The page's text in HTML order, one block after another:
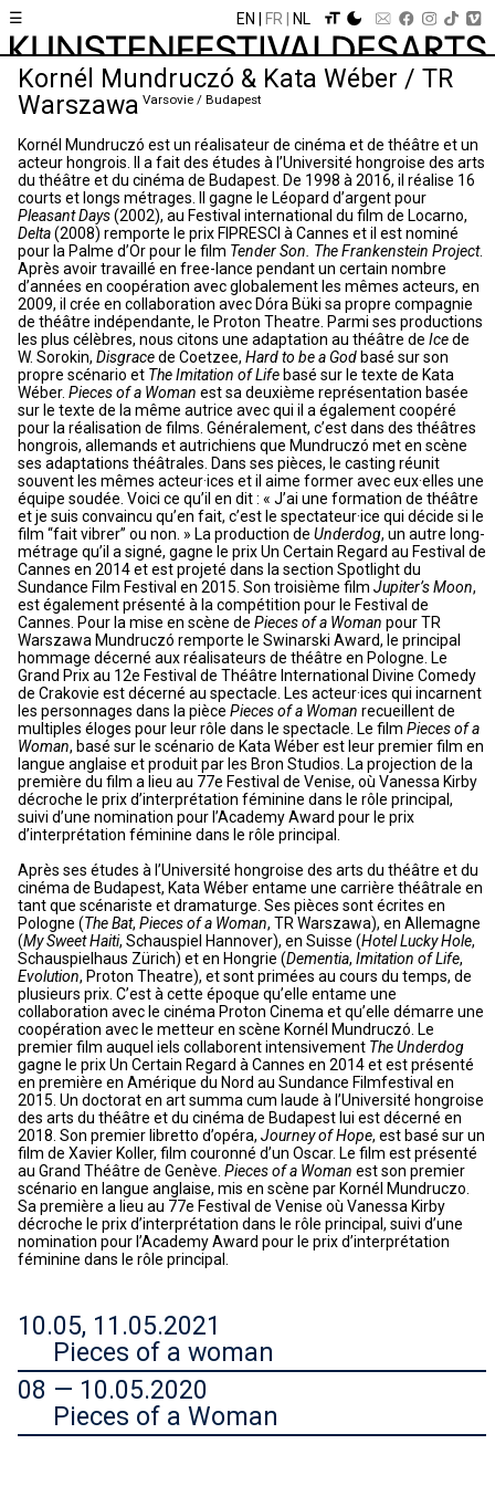
☰ EN FR NL
Kornél Mundruczó & Kata Wéber / TR
Warszawa Varsovie / Budapest
Kornél Mundruczó est un réalisateur de cinéma et de théâtre et un
acteur hongrois. Il a fait des études à l’Université hongroise des arts
du théâtre et du cinéma de Budapest. De 1998 à 2016, il réalise 16
courts et longs métrages. Il gagne le Léopard d’argent pour
Pleasant Days(2002), au Festival international du film de Locarno,
Delta(2008) remporte le prix FIPRESCI à Cannes et il est nominé
pour la Palme d’Or pour le film Tender Son. The Frankenstein Project.
Après avoir travaillé en free-lance pendant un certain nombre
d’années en coopération avec globalement les mêmes acteurs, en
2009, il crée en collaboration avec Dóra Büki sa propre compagnie
de théâtre indépendante, le Proton Theatre. Parmi ses productions
les plus célèbres, nous citons une adaptation au théâtre de Icede
W. Sorokin, Disgracede Coetzee, Hard to be a God basé sur son
propre scénario et The Imitation of Life basé sur le texte de Kata
Wéber. Pieces of a Woman est sa deuxième représentation basée
sur le texte de la même autrice avec qui il a également coopéré
pour la réalisation de films. Généralement, c’est dans des théâtres
hongrois, allemands et autrichiens que Mundruczó met en scène
ses adaptations théâtrales. Dans ses pièces, le casting réunit
souvent les mêmes acteur·ices et il aime former avec eux·elles une
équipe soudée. Voici ce qu’il en dit : « J’ai une formation de théâtre
et je suis convaincu qu’en fait, c’est le spectateur·ice qui décide si le
film “fait vibrer” ou non. » La production de Underdog, un autre long-
métrage qu’il a signé, gagne le prix Un Certain Regard au Festival de
Cannes en 2014 et est projeté dans la section Spotlight du
Sundance Film Festival en 2015. Son troisième film Jupiter’s Moon,
est également présenté à la compétition pour le Festival de
Cannes. Pour la mise en scène de Pieces of a Woman pour TR
Warszawa Mundruczó remporte le Swinarski Award, le principal
hommage décerné aux réalisateurs de théâtre en Pologne. Le
Grand Prix au 12e Festival de Théâtre International Divine Comedy
de Crakovie est décerné au spectacle. Les acteur·ices qui incarnent
les personnages dans la pièce Pieces of a Woman recueillent de
multiples éloges pour leur rôle dans le spectacle. Le film Pieces of a
Woman, basé sur le scénario de Kata Wéber est leur premier film en
langue anglaise et produit par les Bron Studios. La projection de la
première du film a lieu au 77e Festival de Venise, où Vanessa Kirby
décroche le prix d’interprétation féminine dans le rôle principal,
suivi d’une nomination pour l’Academy Award pour le prix
d’interprétation féminine dans le rôle principal.
Après ses études à l’Université hongroise des arts du théâtre et du
cinéma de Budapest, Kata Wéber entame une carrière théâtrale en
tant que scénariste et dramaturge. Ses pièces sont écrites en
Pologne (The Bat, Pieces of a Woman, TR Warszawa), en Allemagne
(My Sweet Haiti, Schauspiel Hannover), en Suisse (Hotel Lucky Hole,
Schauspielhaus Zürich) et en Hongrie (Dementia, Imitation of Life,
Evolution, Proton Theatre), et sont primées au cours du temps, de
plusieurs prix. C’est à cette époque qu’elle entame une
collaboration avec le cinéma Proton Cinema et qu’elle démarre une
coopération avec le metteur en scène Kornél Mundruczó. Le
premier film auquel iels collaborent intensivement The Underdog
gagne le prix Un Certain Regard à Cannes en 2014 et est présenté
en première en Amérique du Nord au Sundance Filmfestival en
2015. Un doctorat en art summa cum laude à l’Université hongroise
des arts du théâtre et du cinéma de Budapest lui est décerné en
2018. Son premier libretto d’opéra, Journey of Hope, est basé sur un
film de Xavier Koller, film couronné d’un Oscar. Le film est présenté
au Grand Théâtre de Genève. Pieces of a Woman est son premier
scénario en langue anglaise, mis en scène par Kornél Mundruczo.
Sa première a lieu au 77e Festival de Venise où Vanessa Kirby
décroche le prix d’interprétation dans le rôle principal, suivi d’une
nomination pour l’Academy Award pour le prix d’interprétation
féminine dans le rôle principal.
10.05, 11.05.2021
Pieces of a woman
08 — 10.05.2020
Pieces of a Woman